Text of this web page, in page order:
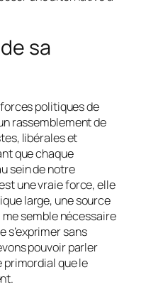
sa
politiques de
rassemblement de
libérales et
que chaque
sein de notre
une vraie force, elle
large, une source
semble nécessaire
s’exprimer sans
pouvoir parler
primordial que le